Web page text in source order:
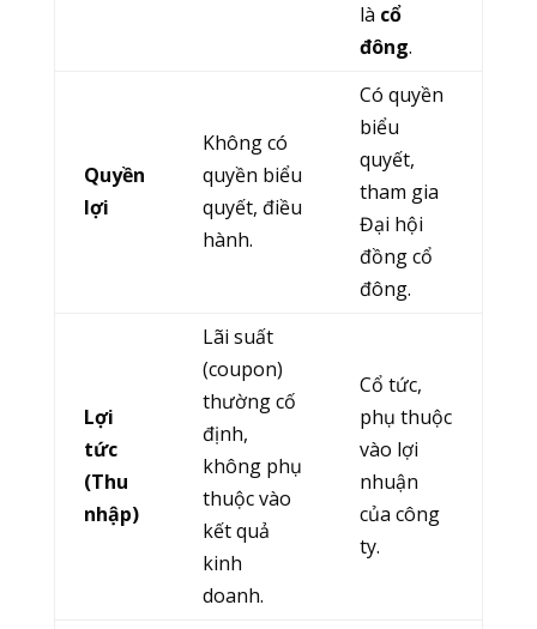
là cổ
đông.
Quyền
lợi
Không có
quyền biểu
quyết, điều
hành.
Có quyền
biểu
quyết,
tham gia
Đại hội
đồng cổ
đông.
Lợi
tức
(Thu
nhập)
Lãi suất
(coupon)
thường cố
định,
không phụ
thuộc vào
kết quả
kinh
doanh.
Cổ tức,
phụ thuộc
vào lợi
nhuận
của công
ty.